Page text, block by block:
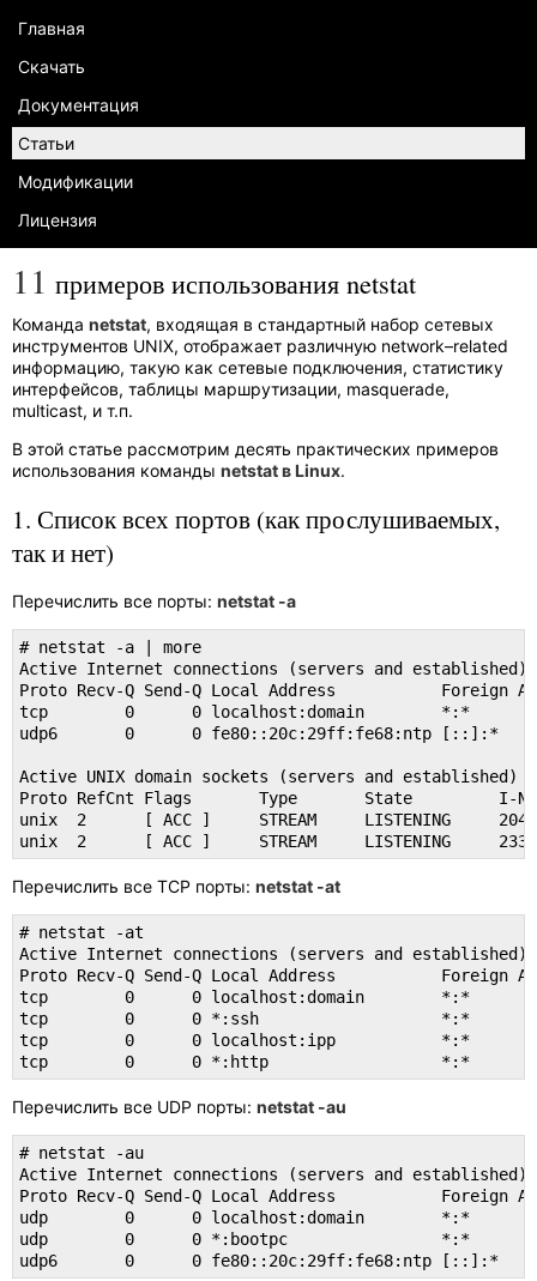
Главная
Скачать
Документация
Статьи
Модификации
Лицензия
11 примеров использования netstat
Команда netstat, входящая в стандартный набор сетевых
инструментов UNIX, отображает различную network–related
информацию, такую как сетевые подключения, статистику
интерфейсов, таблицы маршрутизации, masquerade,
multicast, и т.п.
В этой статье рассмотрим десять практических примеров
использования команды netstat в Linux.
1. Список всех портов (как прослушиваемых,
так и нет)
Перечислить все порты: netstat -a
# netstat -a | more
Active Internet connections (servers and established)
Proto Recv-Q Send-Q Local Address           Foreign
tcp        0      0 localhost:domain        *:*
udp6       0      0 fe80::20c:29ff:fe68:ntp [::]:*
Active UNIX domain sockets (servers and established)
Proto RefCnt Flags       Type       State         I-
unix  2      [ ACC ]     STREAM     LISTENING
unix  2      [ ACC ]     STREAM     LISTENING
Перечислить все TCP порты: netstat -at
# netstat -at
Active Internet connections (servers and established)
Proto Recv-Q Send-Q Local Address           Foreign
tcp        0      0 localhost:domain        *:*
tcp        0      0 *:ssh                   *:*
tcp        0      0 localhost:ipp           *:*
tcp        0      0 *:http                  *:*
Перечислить все UDP порты: netstat -au
# netstat -au
Active Internet connections (servers and established)
Proto Recv-Q Send-Q Local Address           Foreign
udp        0      0 localhost:domain        *:*
udp        0      0 *:bootpc                *:*
udp6       0      0 fe80::20c:29ff:fe68:ntp [::]:*